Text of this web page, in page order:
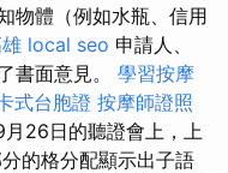
物體（例如水瓶、信用
local seo 申請人、
書面意見。 學習按摩
式台胞證 按摩師證照
26日的聽證會上，上
的格分配顯示出子語